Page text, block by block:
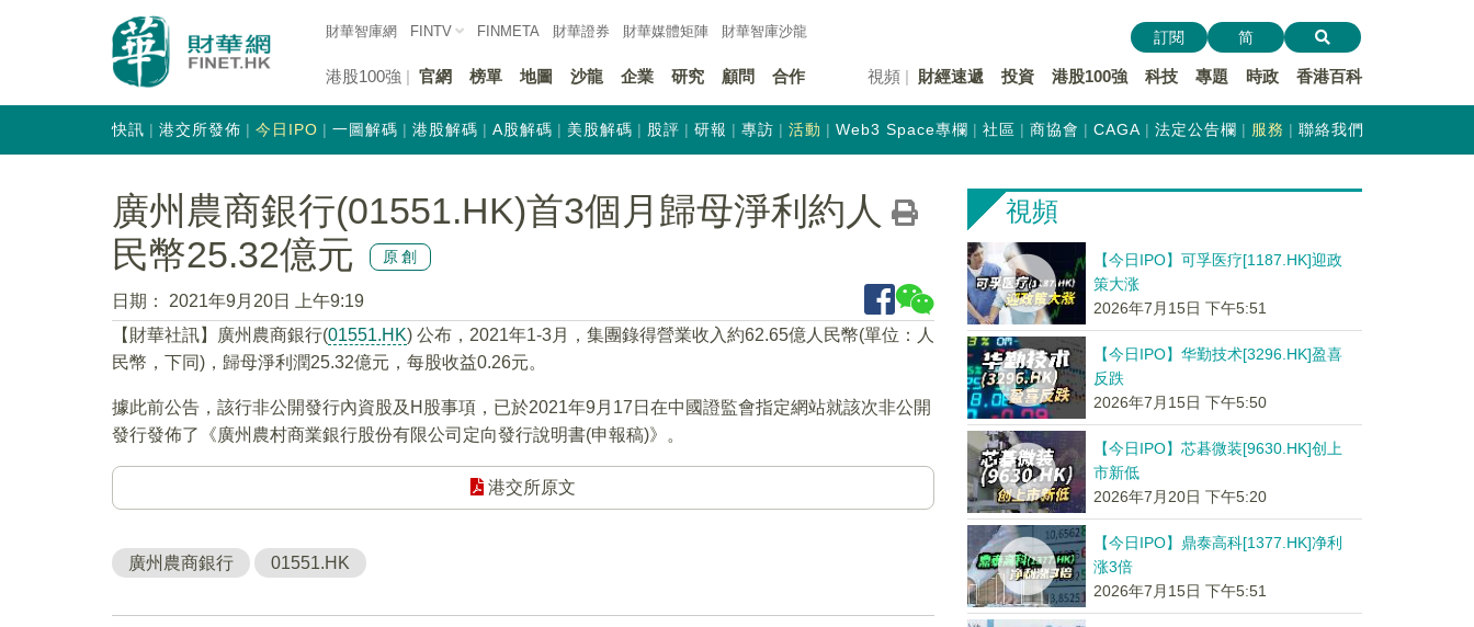
財華智庫網 FINTV FINMETA 財華證券 財華媒體矩陣 財華智庫沙龍
港股100強 官網 榜單 地圖 沙龍 企業 研究 顧問 合作 視頻 財經速遞 投資 港股100強 科技 專題 時政 香港百科
訂閱 简
快訊 港交所發佈 今日IPO 一圖解碼 港股解碼 A股解碼 美股解碼 股評 研報 專訪 活動 Web3 Space專欄 社區 商協會 CAGA 法定公告欄 服務 聯絡我們
廣州農商銀行(01551.HK)首3個月歸母淨利約人
民幣25.32億元
原創
日期：
2021年9月20日 上午9:19
【財華社訊】廣州農商銀行(01551.HK) 公布，2021年1-3月，集團錄得營業收入約62.65億人民幣(單位：人
民幣，下同)，歸母淨利潤25.32億元，每股收益0.26元。
據此前公告，該行非公開發行內資股及H股事項，已於2021年9月17日在中國證監會指定網站就該次非公開
發行發佈了《廣州農村商業銀行股份有限公司定向發行說明書(申報稿)》。
港交所原文
廣州農商銀行 01551.HK
視頻
【今日IPO】可孚医疗[1187.HK]迎政
策大涨
2026年7月15日 下午5:51
【今日IPO】华勤技术[3296.HK]盈喜
反跌
2026年7月15日 下午5:50
【今日IPO】芯碁微装[9630.HK]创上
市新低
2026年7月20日 下午5:20
【今日IPO】鼎泰高科[1377.HK]净利
涨3倍
2026年7月15日 下午5:51